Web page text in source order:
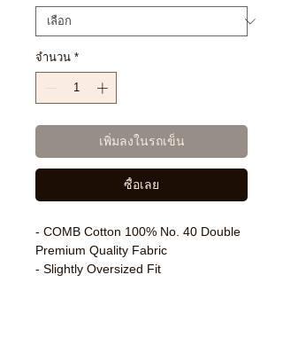
จำนวน *
เพิ่มลงในรถเข็น
ซื้อเลย
- COMB Cotton 100% No. 40 Double
Premium Quality Fabric
- Slightly Oversized Fit